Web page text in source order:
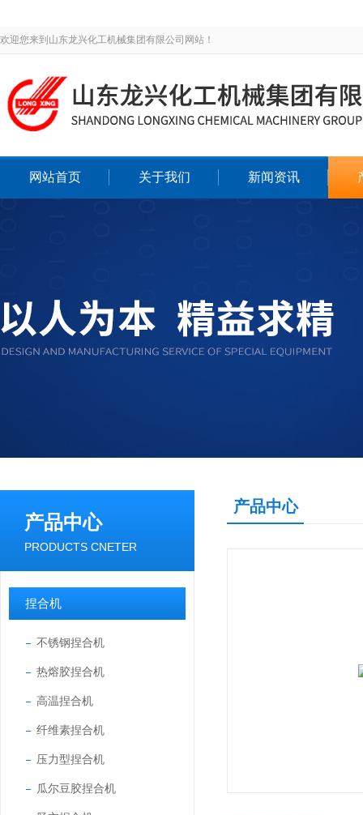
欢迎您来到山东龙兴化工机械集团有限公司网站！
网站首页 关于我们 新闻资讯
产品中心
PRODUCTS CNETER
捏合机
不锈钢捏合机
热熔胶捏合机
高温捏合机
纤维素捏合机
压力型捏合机
瓜尔豆胶捏合机
产品中心